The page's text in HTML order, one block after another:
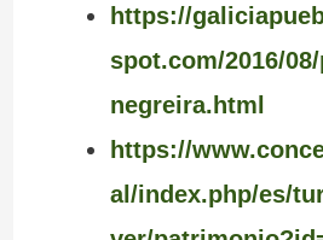
https://
spot.com/2016/
negreira.html
https://
al/index.php/es/